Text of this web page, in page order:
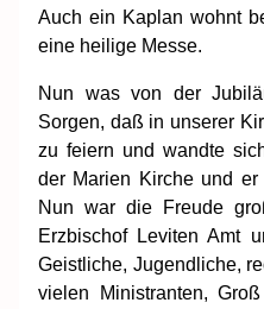
Auch ein Kaplan wohnt
eine heilige Messe.
Nun was von der
Sorgen, daß in unserer
zu feiern und wandte
der Marien Kirche und
Nun war die Freude
Erzbischof Leviten Amt
Geistliche, Jugendliche,
vielen Ministranten,